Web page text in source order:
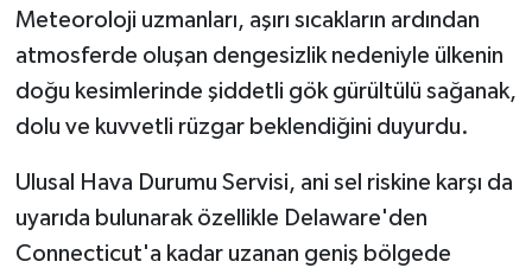
Meteoroloji uzmanları, aşırı sıcakların ardından
atmosferde oluşan dengesizlik nedeniyle ülkenin
doğu kesimlerinde şiddetli gök gürültülü sağanak,
dolu ve kuvvetli rüzgar beklendiğini duyurdu.
Ulusal Hava Durumu Servisi, ani sel riskine karşı da
uyarıda bulunarak özellikle Delaware'den
Connecticut'a kadar uzanan geniş bölgede